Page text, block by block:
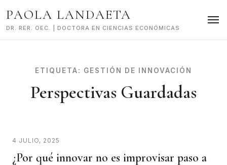
to
content
PAOLA LANDAETA
DR. RER. OEC. | DOCTORA EN CIENCIAS ECONÓMICAS
ETIQUETA: GESTIÓN DE INNOVACIÓN
Perspectivas Guardadas
4 JULIO, 2025
¿Por qué innovar no es improvisar paso a